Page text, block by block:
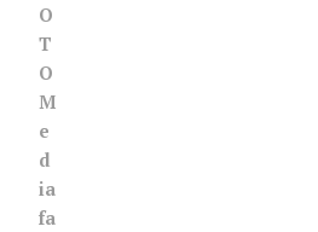
O
T
O
M
e
d
ia
fa